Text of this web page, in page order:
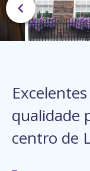
qualidade
centro de